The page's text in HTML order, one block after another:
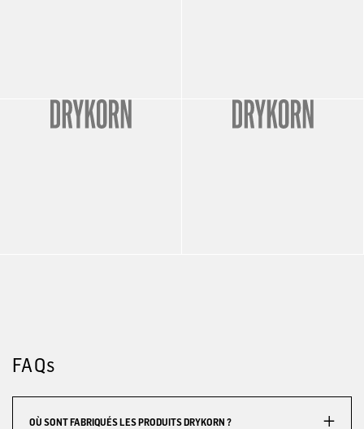
FAQs
OÙ SONT FABRIQUÉS LES PRODUITS DRYKORN ?